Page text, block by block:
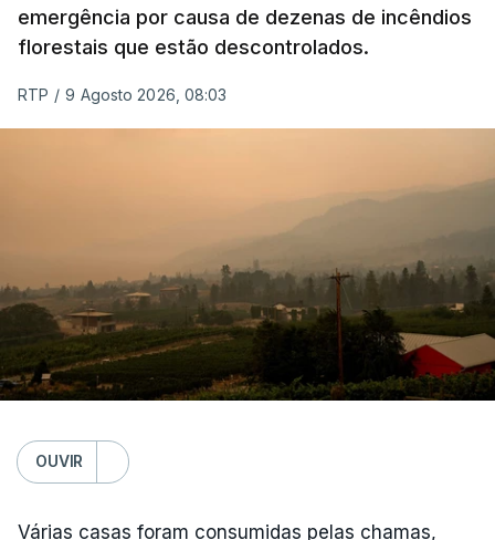
emergência por causa de dezenas de incêndios
florestais que estão descontrolados.
RTP / 9 Agosto 2026, 08:03
OUVIR
Várias casas foram consumidas pelas chamas,